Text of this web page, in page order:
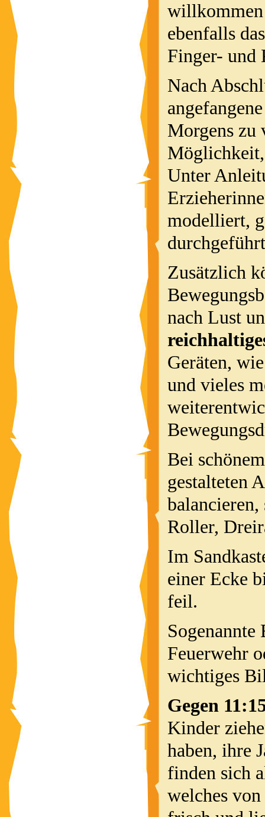
willkommen
ebenfalls
Finger- und
Nach
Morgens zu
Möglichkeit,
Unter
modelliert,
Zusätzlich
nach Lust
Geräten,
und vieles
Bei
gestalteten
Roller,
Im
einer Ecke
feil.
Feuerwehr
wichtiges
Gegen
Kinder
haben, ihre
finden sich
welches